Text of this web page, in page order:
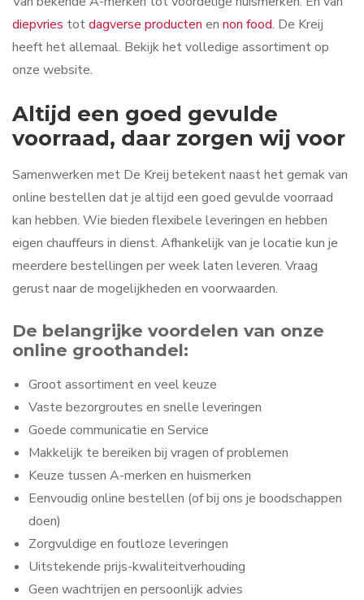
diepvries totdagverse producten en non food. De Kreij
heeft het allemaal. Bekijk het volledige assortiment op
onze website.
Altijd een goed gevulde
voorraad, daar zorgen wij voor
Samenwerken met De Kreij betekent naast het gemak van
online bestellen dat je altijd een goed gevulde voorraad
kan hebben. Wie bieden flexibele leveringen en hebben
eigen chauffeurs in dienst. Afhankelijk van je locatie kun je
meerdere bestellingen per week laten leveren. Vraag
gerust naar de mogelijkheden en voorwaarden.
De belangrijke voordelen van onze
online groothandel:
Groot assortiment en veel keuze
Vaste bezorgroutes en snelle leveringen
Goede communicatie en Service
Makkelijk te bereiken bij vragen of problemen
Keuze tussen A-merken en huismerken
Eenvoudig online bestellen (of bij ons je boodschappen
doen)
Zorgvuldige en foutloze leveringen
Uitstekende prijs-kwaliteitverhouding
Geen wachtrijen en persoonlijk advies